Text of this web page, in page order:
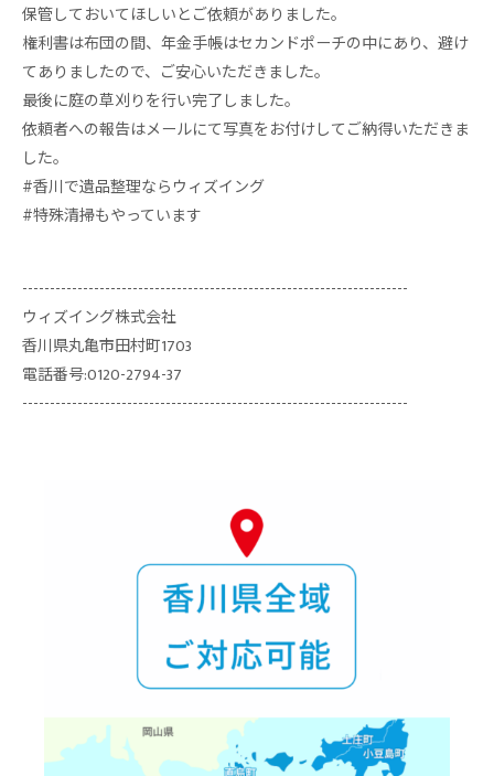
保管しておいてほしいとご依頼がありました。
権利書は布団の間、年金手帳はセカンドポーチの中にあり、避け
てありましたので、ご安心いただきました。
最後に庭の草刈りを行い完了しました。
依頼者への報告はメールにて写真をお付けしてご納得いただきま
した。
#香川で遺品整理ならウィズイング
#特殊清掃もやっています
----------------------------------------------------------------------
ウィズイング株式会社
香川県丸亀市田村町1703
電話番号:0120-2794-37
----------------------------------------------------------------------